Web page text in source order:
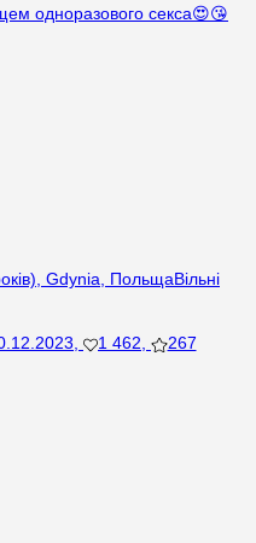
одноразового секса😍😘
Gdynia, ПольщаВільні
1 462 267